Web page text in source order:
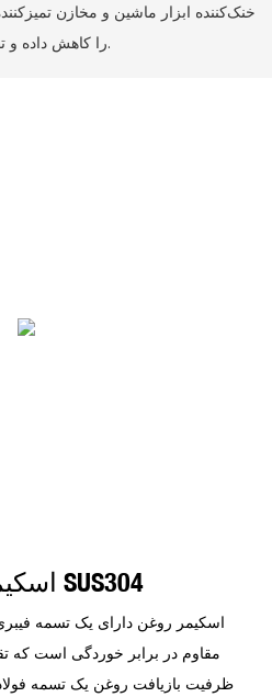
خنک‌کننده ابزار ماشین و مخازن
را کاهش داده و تصفیه پایین‌دستی را ساده می‌کند.
اسکیمر تسمه ای گله ای SUS304
اسکیمر روغن دارای یک تسمه
ظرفیت بازیافت روغن یک تسمه